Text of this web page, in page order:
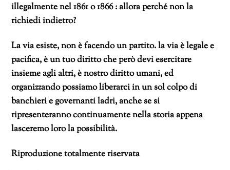
illegalmente nel 1861 o 1866 : allora perché non la
richiedi indietro?
La via esiste, non è facendo un partito. la via è legale e
pacifica, è un tuo diritto che però devi esercitare
insieme agli altri, è nostro diritto umani, ed
organizzando possiamo liberarci in un sol colpo di
banchieri e governanti ladri, anche se si
ripresenteranno continuamente nella storia appena
lasceremo loro la possibilità.
Riproduzione totalmente riservata